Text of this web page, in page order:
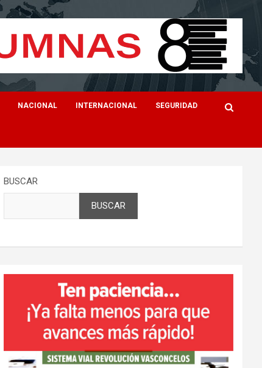
NACIONAL INTERNACIONAL SEGURIDAD
BUSCAR
BUSCAR